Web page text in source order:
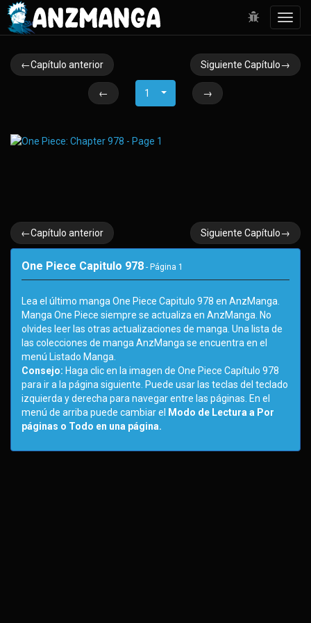
←Capítulo anterior Siguiente Capítulo→
← 1 →
←Capítulo anterior Siguiente Capítulo→
One Piece Capitulo 978 - Página 1
Lea el último manga One Piece Capitulo 978 en AnzManga.
Manga One Piece siempre se actualiza en AnzManga. No
olvides leer las otras actualizaciones de manga. Una lista de
las colecciones de manga AnzManga se encuentra en el
menú Listado Manga.
Consejo: Haga clic en la imagen de One Piece Capítulo 978
para ir a la página siguiente. Puede usar las teclas del teclado
izquierda y derecha para navegar entre las páginas. En el
menú de arriba puede cambiar el
Modo de Lectura a Por
páginas o Todo en una página.